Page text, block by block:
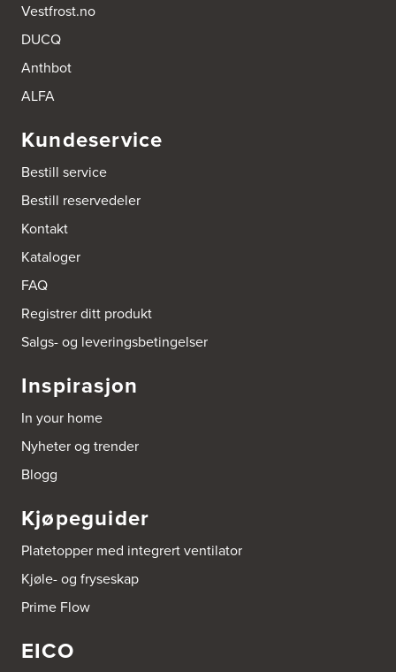
Vestfrost.no
DUCQ
Anthbot
ALFA
Kundeservice
Bestill service
Bestill reservedeler
Kontakt
Kataloger
FAQ
Registrer ditt produkt
Salgs- og leveringsbetingelser
Inspirasjon
In your home
Nyheter og trender
Blogg
Kjøpeguider
Platetopper med integrert ventilator
Kjøle- og fryseskap
Prime Flow
EICO